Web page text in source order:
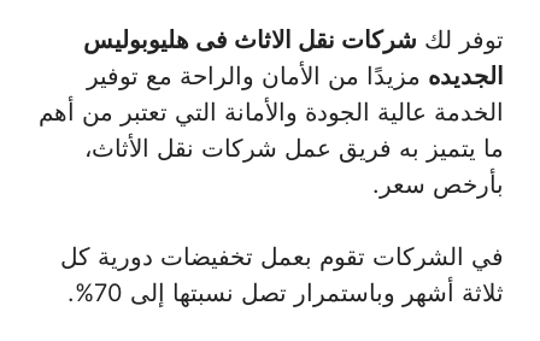
توفر لك شركات نقل الاثاث فى هليوبوليس
الجديده مزيدًا من الأمان والراحة مع توفير
الخدمة عالية الجودة والأمانة التي تعتبر من أهم
ما يتميز به فريق عمل شركات نقل الأثاث،
بأرخص سعر.
في الشركات تقوم بعمل تخفيضات دورية كل
ثلاثة أشهر وباستمرار تصل نسبتها إلى 70%.